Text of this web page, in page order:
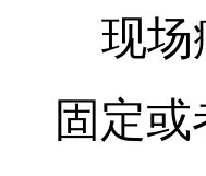
现场
固定